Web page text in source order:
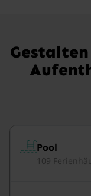
Pool
109